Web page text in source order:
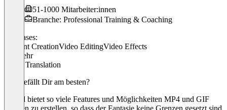
51-1000 Mitarbeiter:innen
Branche: Professional Training & Coaching
Use cases:
Content CreationVideo EditingVideo Effects
+ 1 mehr
Video Translation
Was gefällt Dir am besten?
Vyond bietet so viele Features und Möglichkeiten MP4 und GIF
Dateien zu erstellen, so dass der Fantasie keine Grenzen gesetzt sind